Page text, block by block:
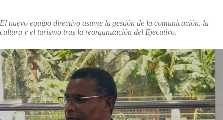
El nuevo equipo directivo asume la gestión de la comunicación, la
cultura y el turismo tras la reorganización del Ejecutivo.